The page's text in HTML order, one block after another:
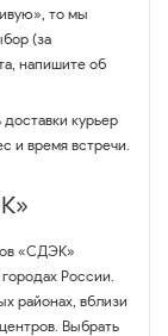
то мы
(за
напишите об
курьер
и время встречи.
«СДЭК»
России.
районах, вблизи
Выбрать